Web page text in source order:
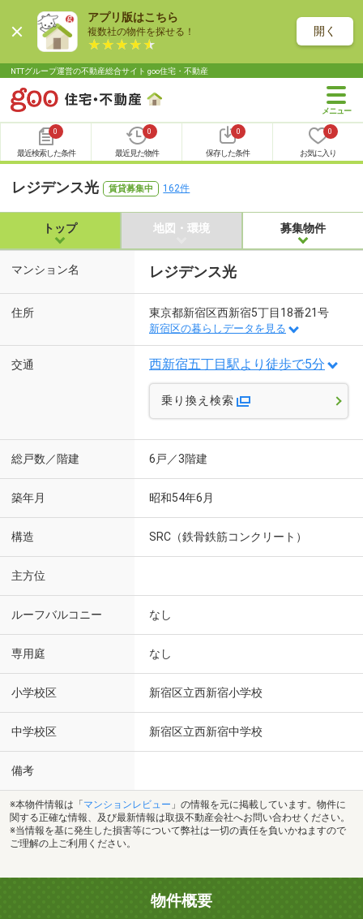
アプリ版はこちら
複数社の物件を探せる！ 開く
NTTグループ運営の不動産総合サイト goo住宅・不動産
0
最近検索した条件
0
最近見た物件
0
保存した条件
0
お気に入り
レジデンス光 賃貸募集中 162件
トップ 地図・環境 募集物件
マンション名 レジデンス光
住所 東京都新宿区西新宿5丁目18番21号
新宿区の暮らしデータを見る
交通 西新宿五丁目駅より徒歩で5分
乗り換え検索
総戸数／階建 6戸／3階建
築年月 昭和54年6月
構造 SRC（鉄骨鉄筋コンクリート）
主方位
ルーフバルコニー なし
専用庭 なし
小学校区 新宿区立西新宿小学校
中学校区 新宿区立西新宿中学校
備考
※本物件情報は「 マンションレビュー 」の情報を元に掲載しています。物件に
関する正確な情報、及び最新情報は取扱不動産会社へお問い合わせください。
※当情報を基に発生した損害等について弊社は一切の責任を負いかねますので
ご理解の上ご利用ください。
物件概要